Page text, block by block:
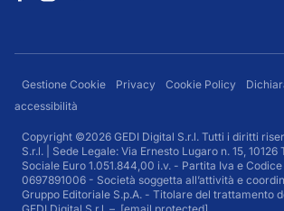
Gestione Cookie Privacy Cookie Policy
accessibilità
Copyright ©2026 GEDI Digital S.r.l. Tutti i diritti
S.r.l. | Sede Legale: Via Ernesto Lugaro n. 15, 10126
Sociale Euro 1.051.844,00 i.v. - Partita Iva e
0697891006 - Società soggetta all’attività e
Gruppo Editoriale S.p.A. - Titolare del trattamento